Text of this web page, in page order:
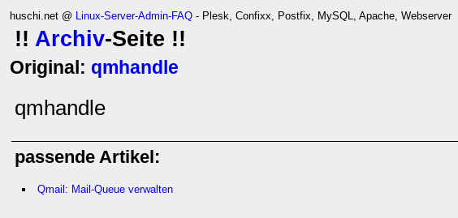
huschi.net @ Linux-Server-Admin-FAQ - Plesk, Confixx, Postfix, MySQL, Apache, Webserver
!! Archiv-Seite !!
Original: qmhandle
qmhandle
passende Artikel:
Qmail: Mail-Queue verwalten